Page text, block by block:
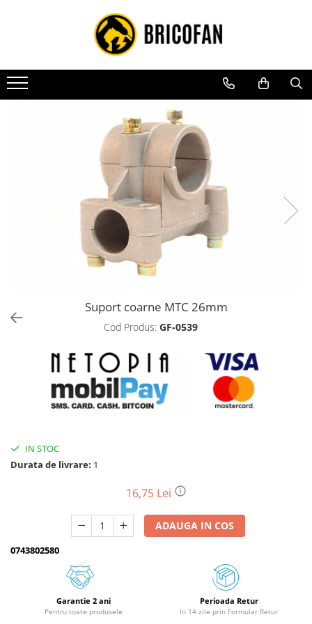
Toate Produsele
Vehicule electrice
Atv
Piese de schimb vehicule electrice
Scutere pe benzina
Tricicluri cargo fara permis
Trotinete electrice
Biciclete, trotinete, triciclete
Triciclete
Motoburghie si accesorii
Motoburghie
Drujbe, fierastraie electrice
Consumabile drujbe, fierastraie
Drujbe electrice
Unelte electrice busteni
Mori cereale si batoze porumb
Batoze - mori desfacat porumb
Suport coarne MTC 26mm
Cod Produs: GF-0539
IN STOC
Durata de livrare: 1
16,75 Lei
ADAUGA IN COS
0743802580
Garantie 2 ani
Pentru toate produsele
Perioada Retur
In 14 zile prin Formular Retur